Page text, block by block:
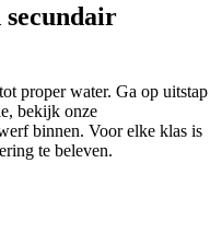
secundair
proper water. Ga op uitstap
bekijk onze
binnen. Voor elke klas is
te beleven.